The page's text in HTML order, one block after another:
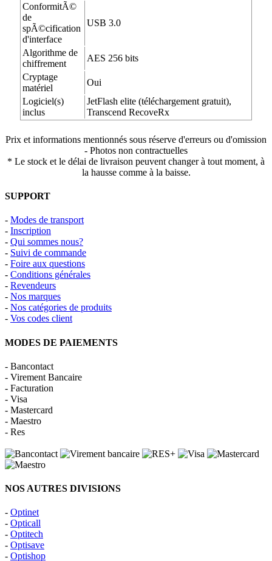
ConformitÃ©
de
spÃ©cification
d'interface
USB 3.0
Algorithme de
chiffrement
AES 256 bits
Cryptage
matériel
Oui
Logiciel(s)
inclus
JetFlash elite (téléchargement gratuit),
Transcend RecoveRx
Prix et informations mentionnés sous réserve d'erreurs ou d'omission
- Photos non contractuelles
* Le stock et le délai de livraison peuvent changer à tout moment, à
la hausse comme à la baisse.
SUPPORT
- Modes de transport
- Inscription
- Qui sommes nous?
- Suivi de commande
- Foire aux questions
- Conditions générales
- Revendeurs
- Nos marques
- Nos catégories de produits
- Vos codes client
MODES DE PAIEMENTS
- Bancontact
- Virement Bancaire
- Facturation
- Visa
- Mastercard
- Maestro
- Res
NOS AUTRES DIVISIONS
- Optinet
- Opticall
- Optitech
- Optisave
- Optishop